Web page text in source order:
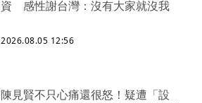
資 感性謝台灣：沒有大家就沒我
2026.08.05 12:56
陳見賢不只心痛還很怒！疑遭「設